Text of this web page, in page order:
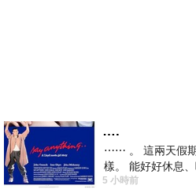
….
⋯⋯ 。 這兩天假
樣。 能好好休息
起來，以前根本就
5 小時前